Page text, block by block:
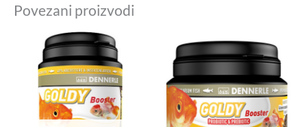
Povezani proizvodi